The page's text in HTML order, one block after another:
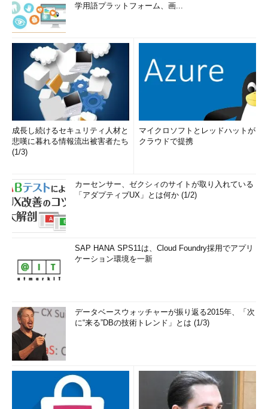
学用語プラットフォーム、画...
成長し続けるセキュリティ人材と
悲嘆に暮れる情報流出被害者たち
(1/3)
マイクロソフトとレッドハットが
クラウドで提携
カーセンサー、ゼクシィのサイトが取り入れている
「アダプティブUX」とは何か (1/2)
SAP HANA SPS11は、Cloud Foundry採用でアプリ
ケーション環境を一新
データベースウォッチャーが振り返る2015年、「次
に“来る”DBの技術トレンド」とは (1/3)